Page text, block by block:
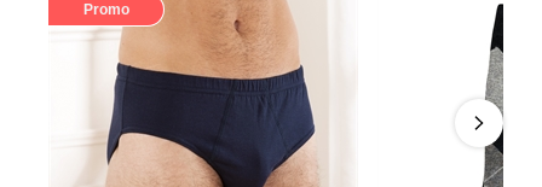
Promo